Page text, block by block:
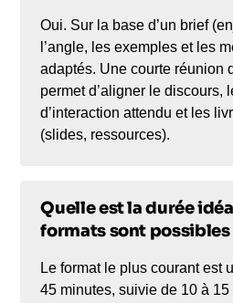
Oui. Sur la base d’un brief
l’angle, les exemples et les
adaptés. Une courte réunion
permet d’aligner le discours,
d’interaction attendu et les
(slides, ressources).
Quelle est la durée
formats sont possibles
Le format le plus courant est
45 minutes, suivie de 10 à